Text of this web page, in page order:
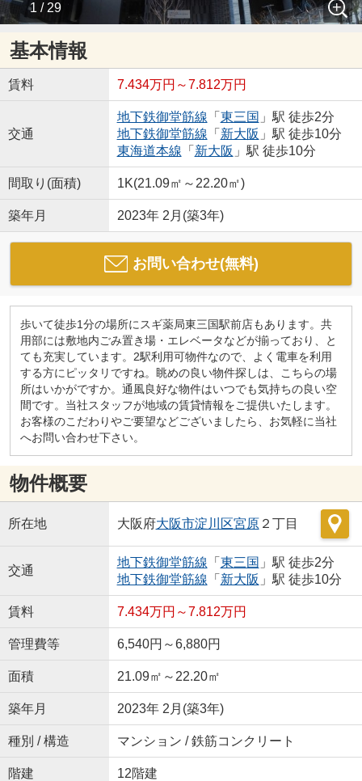
1 / 29
基本情報
賃料 7.434万円～7.812万円
交通
地下鉄御堂筋線 「 東三国 」駅 徒歩2分
地下鉄御堂筋線 「 新大阪 」駅 徒歩10分
東海道本線 「 新大阪 」駅 徒歩10分
間取り(面積) 1K(21.09㎡～22.20㎡)
築年月 2023年 2月(築3年)
お問い合わせ(無料)
歩いて徒歩1分の場所にスギ薬局東三国駅前店もあります。共
用部には敷地内ごみ置き場・エレベータなどが揃っており、と
ても充実しています。2駅利用可物件なので、よく電車を利用
する方にピッタリですね。眺めの良い物件探しは、こちらの場
所はいかがですか。通風良好な物件はいつでも気持ちの良い空
間です。当社スタッフが地域の賃貸情報をご提供いたします。
お客様のこだわりやご要望などございましたら、お気軽に当社
へお問い合わせ下さい。
物件概要
所在地 大阪府大阪市淀川区宮原２丁目
交通
地下鉄御堂筋線 「 東三国 」駅 徒歩2分
地下鉄御堂筋線 「 新大阪 」駅 徒歩10分
賃料 7.434万円～7.812万円
管理費等 6,540円～6,880円
面積 21.09㎡～22.20㎡
築年月 2023年 2月(築3年)
種別 / 構造 マンション / 鉄筋コンクリート
階建 12階建